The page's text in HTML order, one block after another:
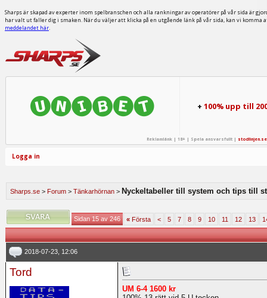
Sharps är skapad av experter inom spelbranschen och alla rankningar av operatörer på vår sida är
har valt ut faller dig i smaken. När du väljer att klicka på en utgående länk på vår sida, kan vi
meddelandet här.
+100% upp till
Reklamlänk | 18+ | Spela ansvarsfullt | stodlinjen.se
Logga in
Sharps.se > Forum > Tänkarhörnan > Nyckeltabeller till system och tips till
Sidan 15 av 246 «Första < 5 7 8 9 10 11 12 13
2018-07-23, 12:06
Tord
UM 6-4 1600 kr